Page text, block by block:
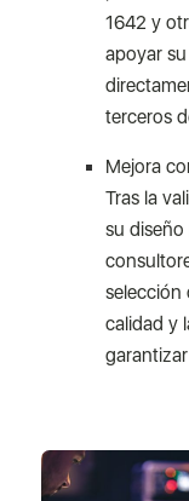
1642 y
apoyar
terceros
Mejora
Tras la
su
selección
calidad y